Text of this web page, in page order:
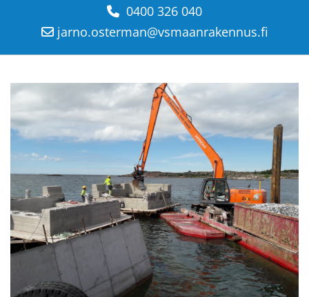
 0400 326 040
 jarno.osterman@vsmaanrakennus.fi